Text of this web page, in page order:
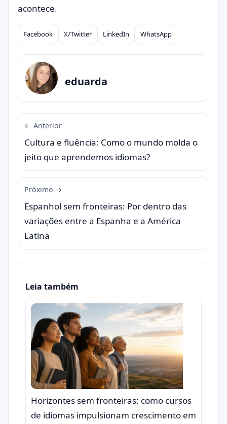
acontece.
Compartilhar
Facebook X/Twitter LinkedIn WhatsApp
eduarda
← Anterior
Cultura e fluência: Como o mundo molda o
jeito que aprendemos idiomas?
Próximo →
Espanhol sem fronteiras: Por dentro das
variações entre a Espanha e a América
Latina
Leia também
Horizontes sem fronteiras: como cursos
de idiomas impulsionam crescimento em